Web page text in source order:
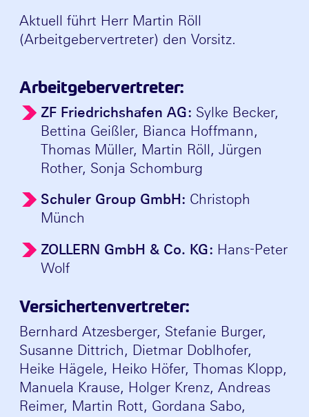
Aktuell führt Herr Martin Röll
(Arbeitgebervertreter) den Vorsitz.
Arbeitgebervertreter:
ZF Friedrichshafen AG: Sylke Becker,
Bettina Geißler, Bianca Hoffmann,
Thomas Müller, Martin Röll, Jürgen
Rother, Sonja Schomburg
Schuler Group GmbH: Christoph
Münch
ZOLLERN GmbH & Co. KG: Hans-Peter
Wolf
Versichertenvertreter:
Bernhard Atzesberger, Stefanie Burger,
Susanne Dittrich, Dietmar Doblhofer,
Heike Hägele, Heiko Höfer, Thomas Klopp,
Manuela Krause, Holger Krenz, Andreas
Reimer, Martin Rott, Gordana Sabo,